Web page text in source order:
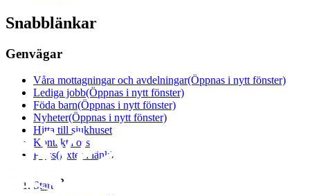
Snabblänkar
Genvägar
Våra mottagningar och avdelningar(Öppnas i nytt fönster)
Lediga jobb(Öppnas i nytt fönster)
Föda barn(Öppnas i nytt fönster)
Nyheter(Öppnas i nytt fönster)
Hitta till sjukhuset
Kontakta oss
Press(Extern länk)
Start